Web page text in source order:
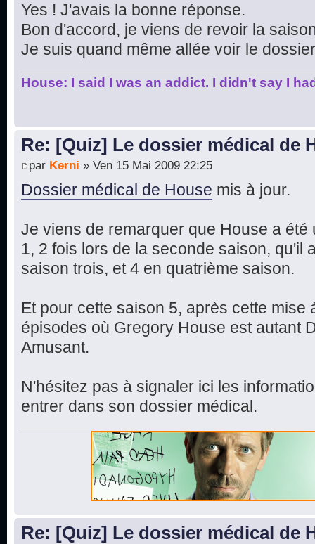
Yes ! J'avais la bonne réponse.
Bon d'accord, je viens de revoir la
Je suis quand même allée voir le
House: I said I was an addict. I didn't say I
Re: [Quiz] Le dossier médical de
par Kerni » Ven 15 Mai 2009 22:25
Dossier médical de House mis à jour.
Je viens de remarquer que House a
1, 2 fois lors de la seconde saison, qu'il
saison trois, et 4 en quatrième saison.
Et pour cette saison 5, après cette mise
épisodes où Gregory House est autant
Amusant.
N'hésitez pas à signaler ici les
entrer dans son dossier médical.
Re: [Quiz] Le dossier médical de